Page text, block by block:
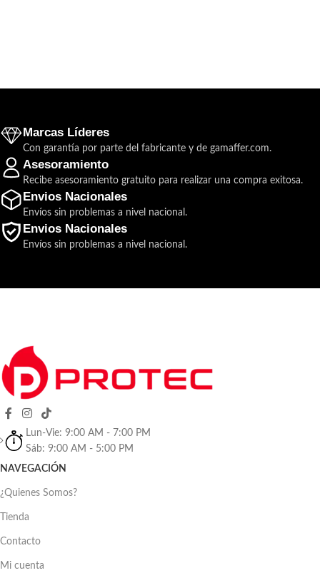
Marcas Líderes
Con garantía por parte del fabricante y de gamaffer.com.
Asesoramiento
Recibe asesoramiento gratuito para realizar una compra exitosa.
Envios Nacionales
Envíos sin problemas a nivel nacional.
Envios Nacionales
Envíos sin problemas a nivel nacional.
Lun-Vie: 9:00 AM - 7:00 PM
Sáb: 9:00 AM - 5:00 PM
NAVEGACIÓN
¿Quienes Somos?
Tienda
Contacto
Mi cuenta